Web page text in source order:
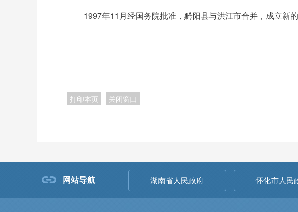
1997年11月经国务院批准，黔阳县与洪江市合并，成立新
打印本页 关闭窗口
网站导航 湖南省人民政府 怀化市人民